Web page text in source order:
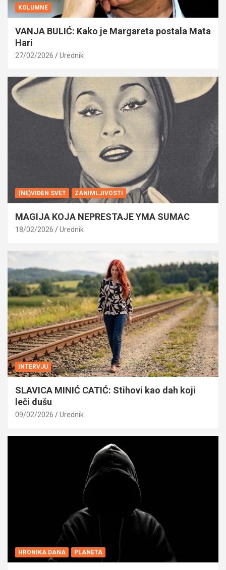
KOLUMNE
VANJA BULIĆ: Kako je Margareta postala Mata
Hari
27/02/2026 Urednik
(NE)VIĐEN SVET ZANIMLJIVOSTI
MAGIJA KOJA NEPRESTAJE YMA SUMAC
18/02/2026 Urednik
INTERVJU
SLAVICA MINIĆ CATIĆ: Stihovi kao dah koji
leči dušu
09/02/2026 Urednik
HRONIKA DANA PLANETA